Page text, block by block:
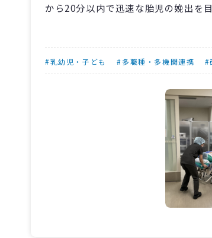
から20分以内で迅速な胎児の娩出を
医師、産科病棟助産師、麻酔科医師
を行ない、よりスムーズに動けるよ
このような活動を繰り返しながら、
#乳幼児・子ども #多職種・多機関連携 #